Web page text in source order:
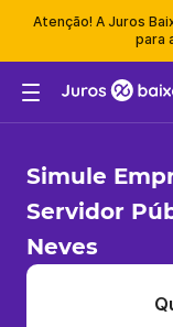
Atenção! A Juros
para
Simule
Servidor
Neves